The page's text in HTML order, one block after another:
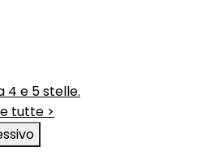
4 e 5 stelle.
tutte >